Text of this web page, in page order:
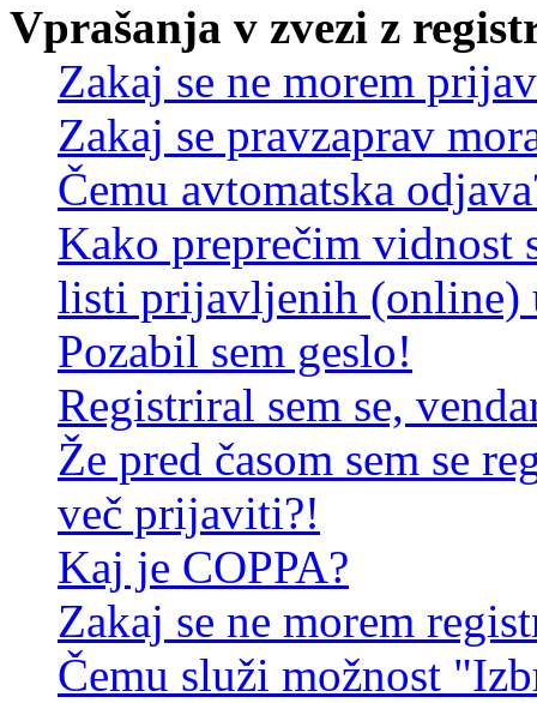
Vprašanja v zvezi z
Zakaj se ne morem
Zakaj se pravzaprav
Čemu avtomatska
Kako preprečim vidnost
listi prijavljenih (online)
Pozabil sem geslo!
Registriral sem se,
Že pred časom sem se
več prijaviti?!
Kaj je COPPA?
Zakaj se ne morem
Čemu služi možnost